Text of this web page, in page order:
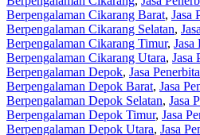
Berpengalaman Cikarang Barat, Jasa
Berpengalaman Cikarang Selatan,
Berpengalaman Cikarang Timur, Jasa
Berpengalaman Cikarang Utara, Jasa
Berpengalaman Depok, Jasa
Berpengalaman Depok Barat, Jasa
Berpengalaman Depok Selatan, Jasa
Berpengalaman Depok Timur, Jasa
Berpengalaman Depok Utara, Jasa